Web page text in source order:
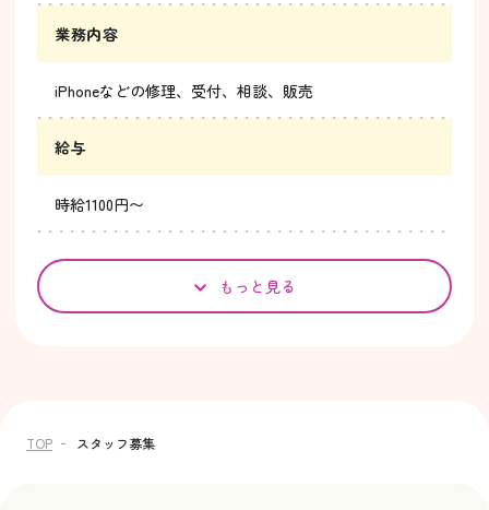
業務内容
iPhoneなどの修理、受付、相談、販売
給与
時給1100円〜
もっと見る
TOP スタッフ募集